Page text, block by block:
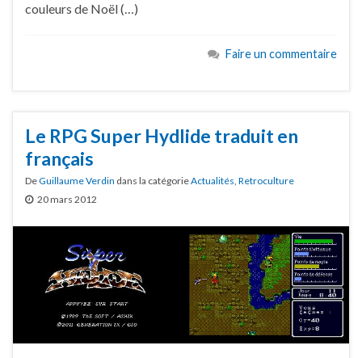
couleurs de Noël (…)
Faire un commentaire
Le RPG Super Hydlide traduit en
français
DeGuillaume Verdin dans la catégorieActualités Retroculture
20 mars 2012